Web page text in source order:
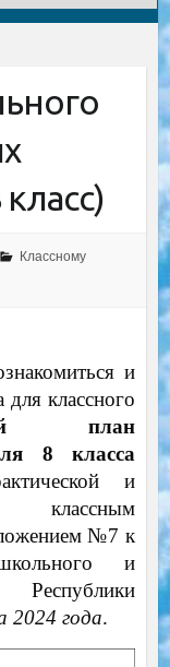
Классному
и
для классного
план
8 класса
и
классным
№7 к
и
2024 года.